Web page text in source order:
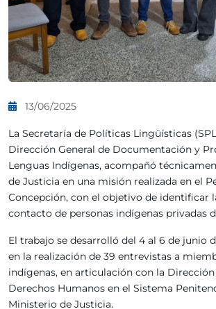
13/06/2025
La Secretaría de Políticas Lingüísticas
Dirección General de Documentación y
Lenguas Indígenas, acompañó
de Justicia en una misión realizada en el
Concepción, con el objetivo de identificar
contacto de personas indígenas privadas
El trabajo se desarrolló del 4 al 6 de junio
en la realización de 39 entrevistas a
indígenas, en articulación con la
Derechos Humanos en el Sistema
Ministerio de Justicia.